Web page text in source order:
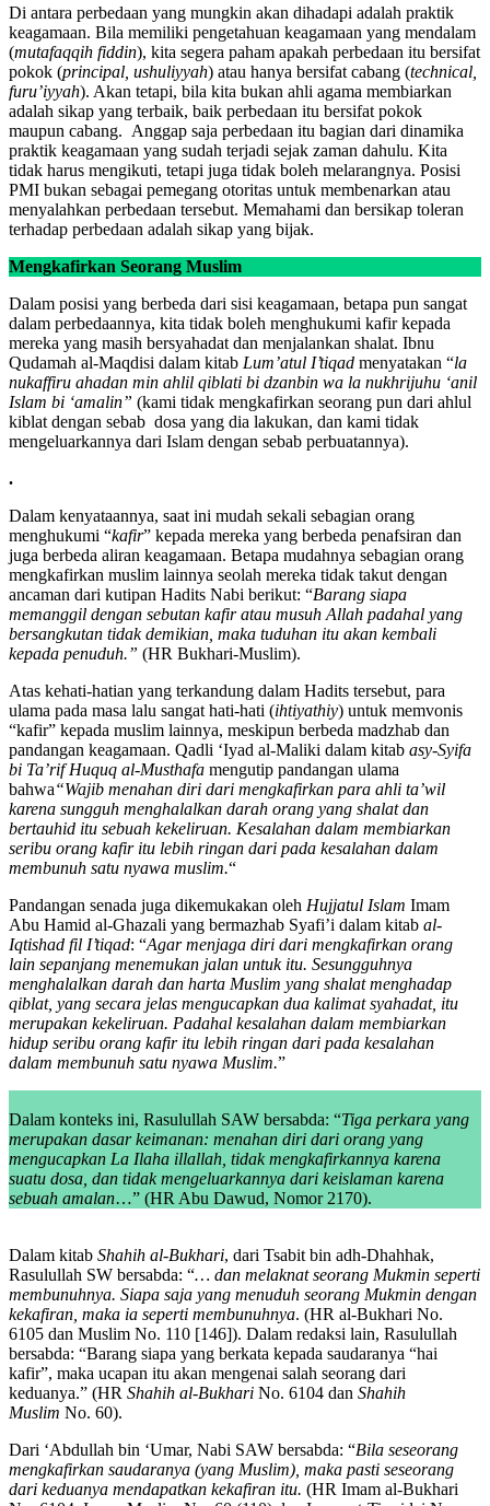
Di antara perbedaan yang mungkin akan dihadapi adalah praktik
keagamaan. Bila memiliki pengetahuan keagamaan yang mendalam
(mutafaqqih fiddin), kita segera paham apakah perbedaan itu bersifat
pokok (principal, ushuliyyah) atau hanya bersifat cabang (technical,
furu’iyyah). Akan tetapi, bila kita bukan ahli agama membiarkan
adalah sikap yang terbaik, baik perbedaan itu bersifat pokok
maupun cabang. Anggap saja perbedaan itu bagian dari dinamika
praktik keagamaan yang sudah terjadi sejak zaman dahulu. Kita
tidak harus mengikuti, tetapi juga tidak boleh melarangnya. Posisi
PMI bukan sebagai pemegang otoritas untuk membenarkan atau
menyalahkan perbedaan tersebut. Memahami dan bersikap toleran
terhadap perbedaan adalah sikap yang bijak.
Mengkafirkan Seorang Muslim
Dalam posisi yang berbeda dari sisi keagamaan, betapa pun sangat
dalam perbedaannya, kita tidak boleh menghukumi kafir kepada
mereka yang masih bersyahadat dan menjalankan shalat. Ibnu
Qudamah al-Maqdisi dalam kitab Lum’atul I’tiqad menyatakan “la
nukaffiru ahadan min ahlil qiblati bi dzanbin wa la nukhrijuhu ‘anil
Islam bi ‘amalin” (kami tidak mengkafirkan seorang pun dari ahlul
kiblat dengan sebab dosa yang dia lakukan, dan kami tidak
mengeluarkannya dari Islam dengan sebab perbuatannya).
.
Dalam kenyataannya, saat ini mudah sekali sebagian orang
menghukumi “kafir” kepada mereka yang berbeda penafsiran dan
juga berbeda aliran keagamaan. Betapa mudahnya sebagian orang
mengkafirkan muslim lainnya seolah mereka tidak takut dengan
ancaman dari kutipan Hadits Nabi berikut: “Barang siapa
memanggil dengan sebutan kafir atau musuh Allah padahal yang
bersangkutan tidak demikian, maka tuduhan itu akan kembali
kepada penuduh.” (HR Bukhari-Muslim).
Atas kehati-hatian yang terkandung dalam Hadits tersebut, para
ulama pada masa lalu sangat hati-hati (ihtiyathiy) untuk memvonis
“kafir” kepada muslim lainnya, meskipun berbeda madzhab dan
pandangan keagamaan. Qadli ‘Iyad al-Maliki dalam kitab asy-Syifa
bi Ta’rif Huquq al-Musthafa mengutip pandangan ulama
bahwa“Wajib menahan diri dari mengkafirkan para ahli ta’wil
karena sungguh menghalalkan darah orang yang shalat dan
bertauhid itu sebuah kekeliruan. Kesalahan dalam membiarkan
seribu orang kafir itu lebih ringan dari pada kesalahan dalam
membunuh satu nyawa muslim.“
Pandangan senada juga dikemukakan oleh Hujjatul Islam Imam
Abu Hamid al-Ghazali yang bermazhab Syafi’i dalam kitab al-
Iqtishad fil I’tiqad: “Agar menjaga diri dari mengkafirkan orang
lain sepanjang menemukan jalan untuk itu. Sesungguhnya
menghalalkan darah dan harta Muslim yang shalat menghadap
qiblat, yang secara jelas mengucapkan dua kalimat syahadat, itu
merupakan kekeliruan. Padahal kesalahan dalam membiarkan
hidup seribu orang kafir itu lebih ringan dari pada kesalahan
dalam membunuh satu nyawa Muslim.”
Dalam konteks ini, Rasulullah SAW bersabda: “Tiga perkara yang
merupakan dasar keimanan: menahan diri dari orang yang
mengucapkan La Ilaha illallah, tidak mengkafirkannya karena
suatu dosa, dan tidak mengeluarkannya dari keislaman karena
sebuah amalan…” (HR Abu Dawud, Nomor 2170).
Dalam kitab Shahih al-Bukhari, dari Tsabit bin adh-Dhahhak,
Rasulullah SW bersabda: “… dan melaknat seorang Mukmin seperti
membunuhnya. Siapa saja yang menuduh seorang Mukmin dengan
kekafiran, maka ia seperti membunuhnya. (HR al-Bukhari No.
6105 dan Muslim No. 110 [146]). Dalam redaksi lain, Rasulullah
bersabda: “Barang siapa yang berkata kepada saudaranya “hai
kafir”, maka ucapan itu akan mengenai salah seorang dari
keduanya.” (HR Shahih al-Bukhari No. 6104 dan Shahih
Muslim No. 60).
Dari ‘Abdullah bin ‘Umar, Nabi SAW bersabda: “Bila seseorang
mengkafirkan saudaranya (yang Muslim), maka pasti seseorang
dari keduanya mendapatkan kekafiran itu. (HR Imam al-Bukhari